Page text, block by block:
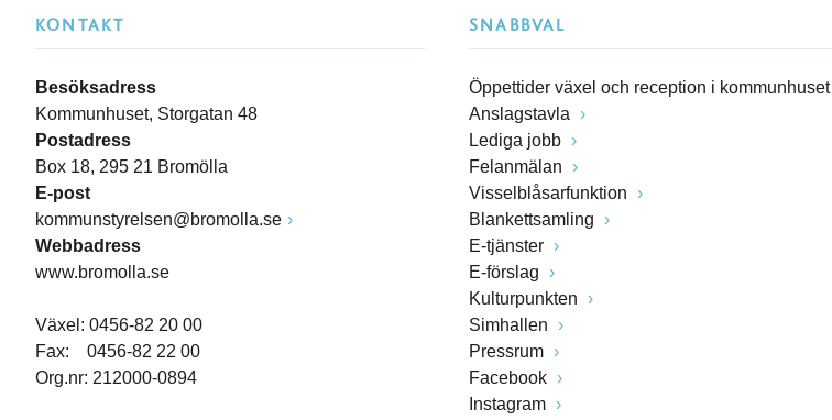
KONTAKT
Besöksadress
Kommunhuset, Storgatan 48
Postadress
Box 18, 295 21 Bromölla
E-post
kommunstyrelsen@bromolla.se
Webbadress
www.bromolla.se
Växel: 0456-82 20 00
Fax: 0456-82 22 00
Org.nr: 212000-0894
SNABBVAL
Öppettider växel och reception i kommunhuset
Anslagstavla
Lediga jobb
Felanmälan
Visselblåsarfunktion
Blankettsamling
E-tjänster
E-förslag
Kulturpunkten
Simhallen
Pressrum
Facebook
Instagram